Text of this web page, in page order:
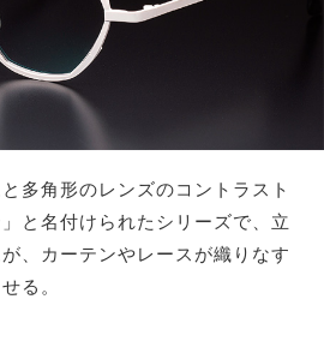
多角形のレンズのコントラスト
と名付けられたシリーズで、立
、カーテンやレースが織りなす
る。